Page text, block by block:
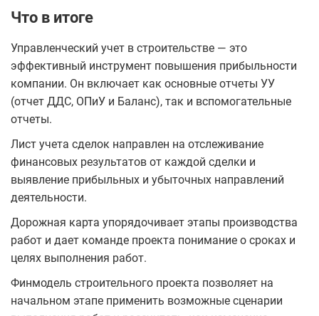
Что в итоге
Управленческий учет в строительстве — это
эффективный инструмент повышения прибыльности
компании. Он включает как основные отчеты УУ
(отчет ДДС, ОПиУ и Баланс), так и вспомогательные
отчеты.
Лист учета сделок направлен на отслеживание
финансовых результатов от каждой сделки и
выявление прибыльных и убыточных направлений
деятельности.
Дорожная карта упорядочивает этапы производства
работ и дает команде проекта понимание о сроках и
целях выполнения работ.
Финмодель строительного проекта позволяет на
начальном этапе применить возможные сценарии